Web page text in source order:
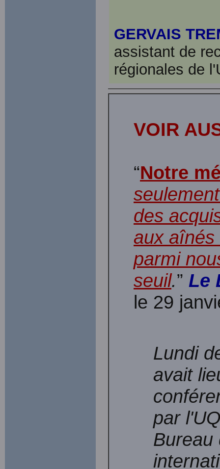
GERVAIS
assistant de
régionales de
VOIR
“Notre
des
aux
parmi
seuil.” Le
le 29
Lundi
avait
par
Bureau